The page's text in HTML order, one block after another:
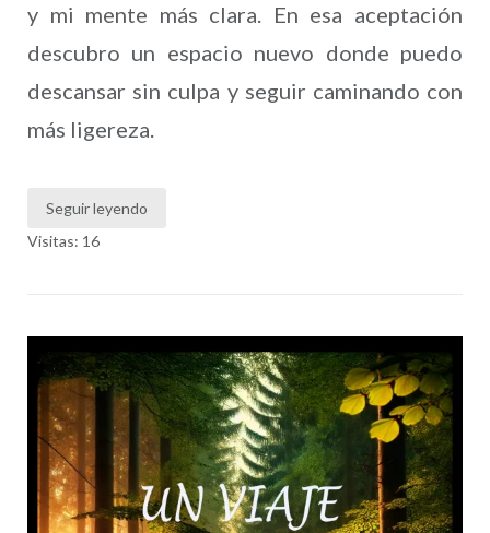
y mi mente más clara. En esa aceptación
descubro un espacio nuevo donde puedo
descansar sin culpa y seguir caminando con
más ligereza.
Seguir leyendo
Visitas: 16